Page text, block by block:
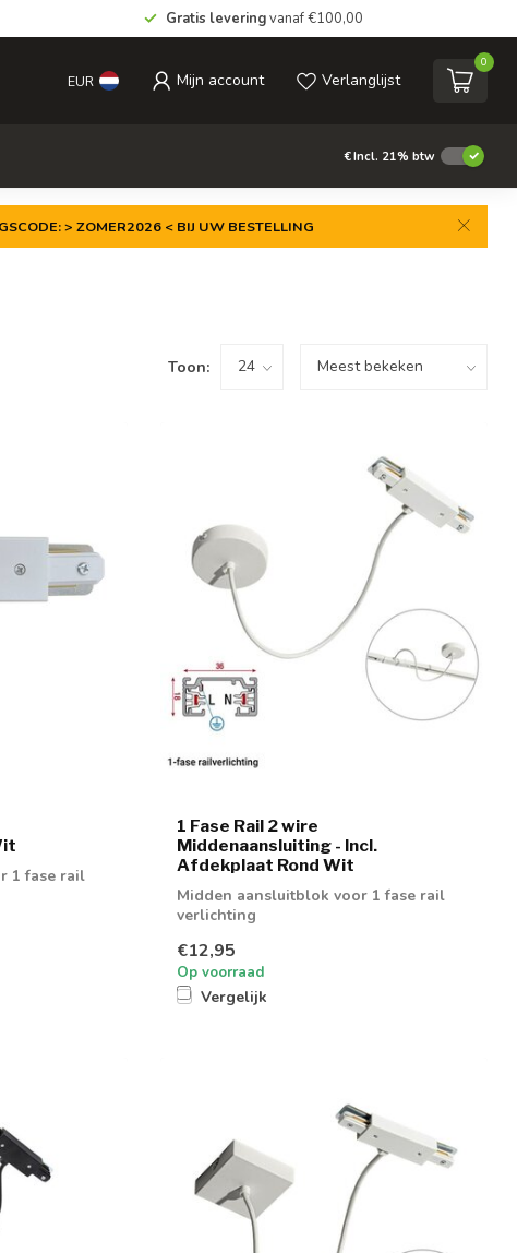
Gratis leveringvanaf €100,00
EUR Mijn account Verlanglijst
0
€Incl. 21% btw
> ZOMER2026 < BIJ UW BESTELLING
Toon:
1 fase rail
1 Fase Rail 2 wire
Middenaansluiting - Incl.
Afdekplaat Rond Wit
Midden aansluitblok voor 1 fase rail
verlichting
€12,95
Op voorraad
Vergelijk